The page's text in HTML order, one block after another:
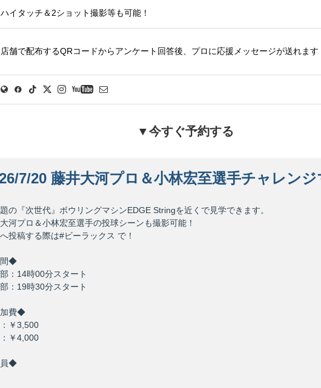
ハイタッチ＆2ショット撮影等も可能！
店舗で配布するQRコードからアンケート回答後、プロに応援メッセージが送れます
▼今すぐ予約する